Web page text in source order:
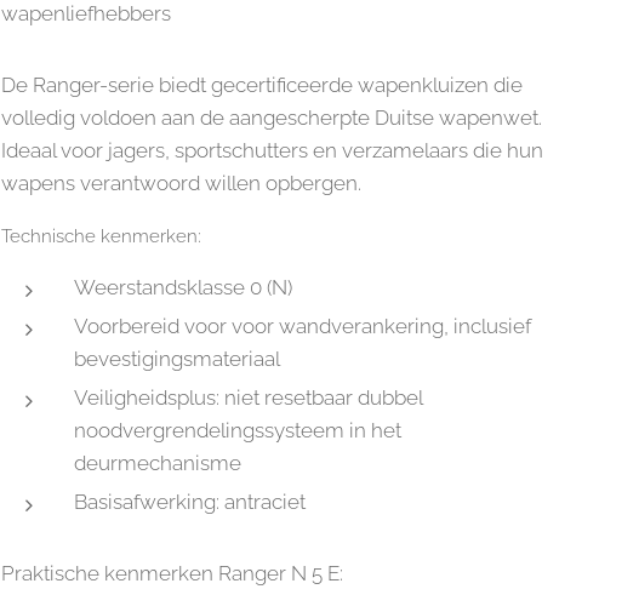
wapenliefhebbers
De Ranger-serie biedt gecertificeerde wapenkluizen die
volledig voldoen aan de aangescherpte Duitse wapenwet.
Ideaal voor jagers, sportschutters en verzamelaars die hun
wapens verantwoord willen opbergen.
Technische kenmerken:
Weerstandsklasse 0 (N)
Voorbereid voor voor wandverankering, inclusief
bevestigingsmateriaal
Veiligheidsplus: niet resetbaar dubbel
noodvergrendelingssysteem in het
deurmechanisme
Basisafwerking: antraciet
Praktische kenmerken Ranger N 5 E: